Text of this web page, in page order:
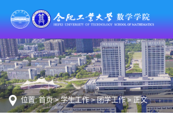
位置:首页>学生工作>团学工作> 正文